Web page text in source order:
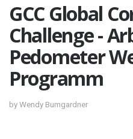
GCC Global
Challenge -
Pedometer
Programm
by Wendy Bumgardner